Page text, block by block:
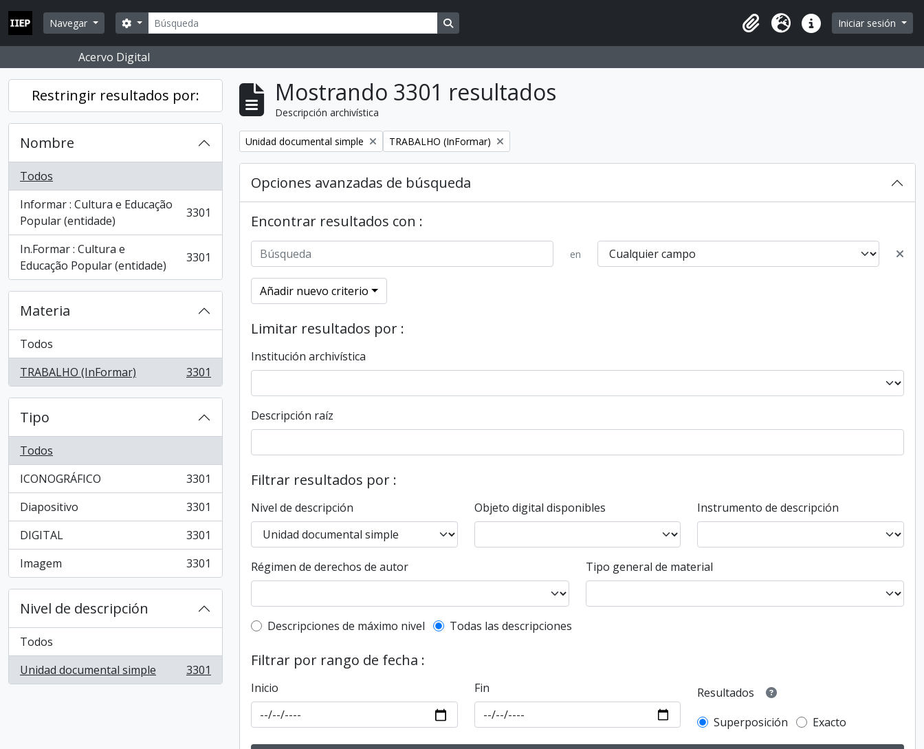
Skip to main content
Navegar
Búsqueda
Search options Search in browse page
Portapapeles
Idioma Enlaces rápidos
Iniciar sesión
Acervo Digital
Restringir resultados por:
Nombre
Todos
Informar : Cultura e Educação
Popular (entidade)
, 3301 resultados 3301
In.Formar : Cultura e
Educação Popular (entidade)
, 3301 resultados 3301
Materia
Todos
TRABALHO (InFormar)
, 3301 resultados 3301
Tipo
Todos
ICONOGRÁFICO
, 3301 resultados
3301
Diapositivo
, 3301 resultados
3301
DIGITAL
, 3301 resultados
3301
Imagem
, 3301 resultados 3301
Nivel de descripción
Todos
Unidad documental simple
, 3301 resultados 3301
Mostrando 3301 resultados
Descripción archivística
Remove filter:
Unidad documental simple Remove filter:
TRABALHO (InFormar)
Opciones avanzadas de búsqueda
Encontrar resultados con :
en
Añadir nuevo criterio
Limitar resultados por :
Institución archivística
Descripción raíz
Filtrar resultados por :
Nivel de descripción Objeto digital disponibles Instrumento de descripción
Régimen de derechos de autor Tipo general de material
Top-level description filter
Descripciones de máximo nivel Todas las descripciones
Filtrar por rango de fecha :
Inicio Fin
Resultados
Superposición
Exacto